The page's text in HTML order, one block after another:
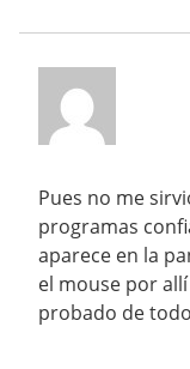
Pues no me
programas
aparece en la
el mouse por
probado de